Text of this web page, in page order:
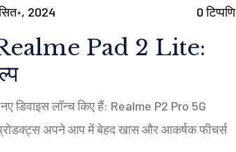
2024 0 टिप्पणि
Pad 2 Lite:
डिवाइस लॉन्च किए हैं: Realme P2 Pro 5G
अपने आप में बेहद खास और आकर्षक फीचर्स